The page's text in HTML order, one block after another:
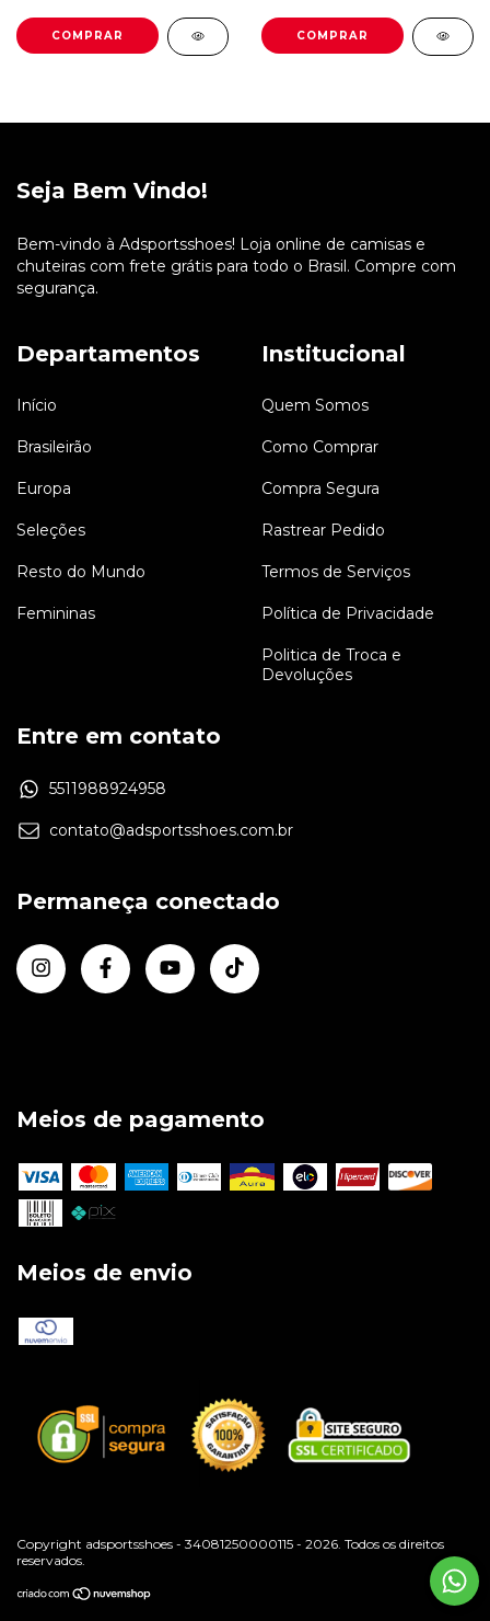
COMPRAR COMPRAR
Seja Bem Vindo!
Bem-vindo à Adsportsshoes! Loja online de camisas e
chuteiras com frete grátis para todo o Brasil. Compre com
segurança.
Departamentos
Início
Brasileirão
Europa
Seleções
Resto do Mundo
Femininas
Institucional
Quem Somos
Como Comprar
Compra Segura
Rastrear Pedido
Termos de Serviços
Política de Privacidade
Politica de Troca e
Devoluções
Entre em contato
5511988924958
contato@adsportsshoes.com.br
Permaneça conectado
Meios de pagamento
Meios de envio
Copyright adsportsshoes - 34081250000115 - 2026. Todos os direitos
reservados.